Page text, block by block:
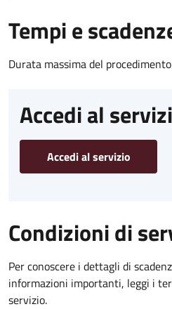
Tempi e
Durata massima del
Accedi al
Accedi al servizio
Condizioni di
Per conoscere i dettagli di
informazioni importanti, leggi i
servizio.